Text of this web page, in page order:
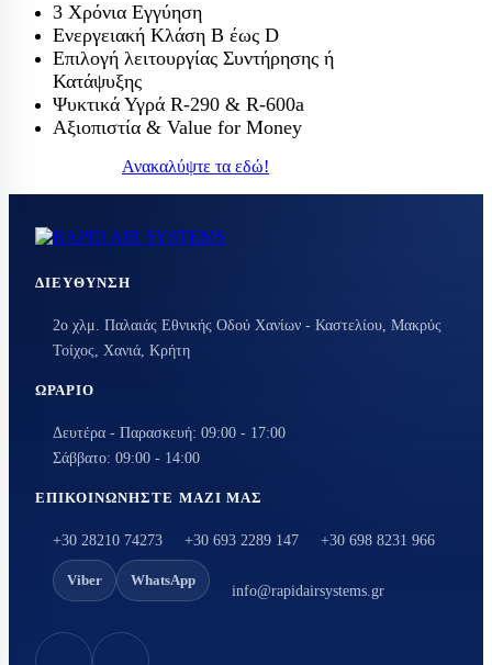
3 Χρόνια Εγγύηση
Ενεργειακή Κλάση Β έως D
Επιλογή λειτουργίας Συντήρησης ή
Κατάψυξης
Ψυκτικά Υγρά R-290 & R-600a
Αξιοπιστία & Value for Money
Ανακαλύψτε τα εδώ!
ΔΙΕΎΘΥΝΣΗ
2ο χλμ. Παλαιάς Εθνικής Οδού Χανίων - Καστελίου, Μακρύς
Τοίχος, Χανιά, Κρήτη
ΩΡΆΡΙΟ
Δευτέρα - Παρασκευή: 09:00 - 17:00
Σάββατο: 09:00 - 14:00
ΕΠΙΚΟΙΝΩΝΉΣΤΕ ΜΑΖΊ ΜΑΣ
+30 28210 74273 +30 693 2289 147 +30 698 8231 966
Viber WhatsApp
info@rapidairsystems.gr